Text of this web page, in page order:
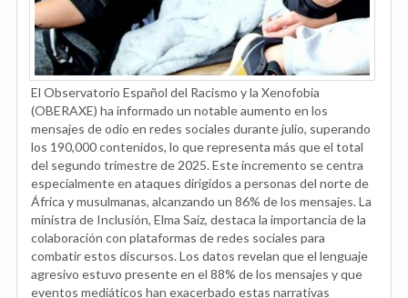
El Observatorio Español del Racismo y la Xenofobia
(OBERAXE) ha informado un notable aumento en los
mensajes de odio en redes sociales durante julio, superando
los 190,000 contenidos, lo que representa más que el total
del segundo trimestre de 2025. Este incremento se centra
especialmente en ataques dirigidos a personas del norte de
África y musulmanas, alcanzando un 86% de los mensajes. La
ministra de Inclusión, Elma Saiz, destaca la importancia de la
colaboración con plataformas de redes sociales para
combatir estos discursos. Los datos revelan que el lenguaje
agresivo estuvo presente en el 88% de los mensajes y que
eventos mediáticos han exacerbado estas narrativas